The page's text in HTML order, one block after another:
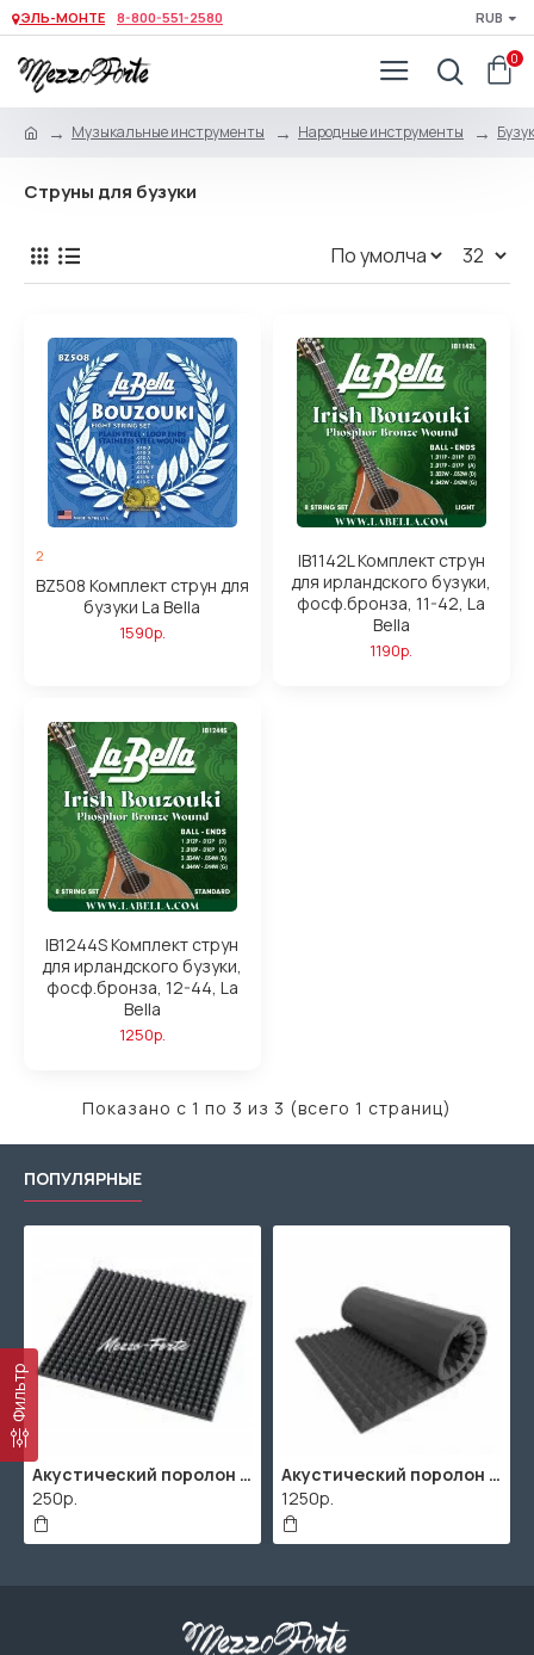
ЭЛЬ-МОНТЕ 8-800-551-2580 RUB
0
Музыкальные инструменты Народные инструменты
Струны для бузуки
Фильтр
2
BZ508 Комплект струн для
бузуки La Bella
1590р.
IB1142L Комплект струн
для ирландского бузуки,
фосф.бронза, 11-42, La
Bella
1190р.
IB1244S Комплект струн
для ирландского бузуки,
фосф.бронза, 12-44, La
Bella
1250р.
Показано с 1 по 3 из 3 (всего 1 страниц)
ПОПУЛЯРНЫЕ
Акустический поролон "Пирамида" / 480x480х30мм / Темно-серый
250р.
Акустический поролон "Пирамида" / 2000х1000мм
1250р.